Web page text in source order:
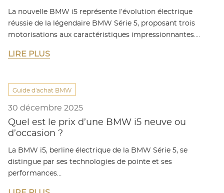
La nouvelle BMW i5 représente l’évolution électrique
réussie de la légendaire BMW Série 5, proposant trois
motorisations aux caractéristiques impressionnantes.…
LIRE PLUS
Guide d'achat BMW
30 décembre 2025
Quel est le prix d’une BMW i5 neuve ou
d’occasion ?
La BMW i5, berline électrique de la BMW Série 5, se
distingue par ses technologies de pointe et ses
performances…